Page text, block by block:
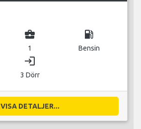
business_center
1
local_gas_station
Bensin
login
3 Dörr
VISA DETALJER...